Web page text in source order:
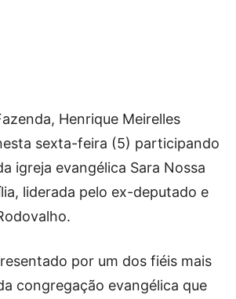
Henrique Meirelles
sexta-feira (5) participando
igreja evangélica Sara Nossa
liderada pelo ex-deputado e
por um dos fiéis mais
congregação evangélica que